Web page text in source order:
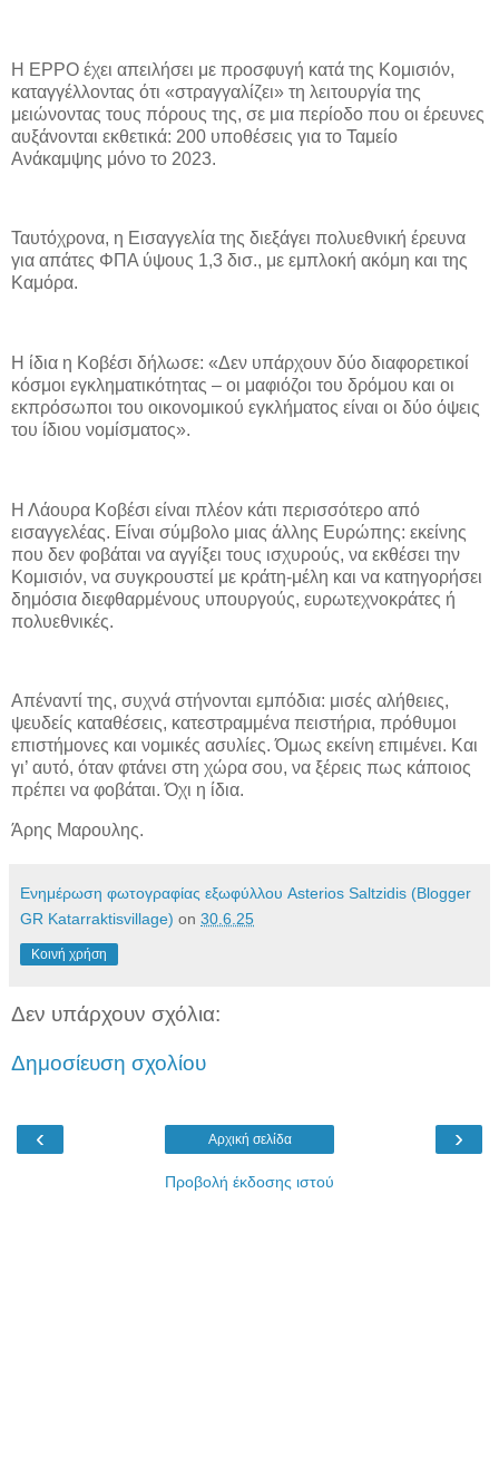
Η EPPO έχει απειλήσει με προσφυγή κατά της Κομισιόν,
καταγγέλλοντας ότι «στραγγαλίζει» τη λειτουργία της
μειώνοντας τους πόρους της, σε μια περίοδο που οι έρευνες
αυξάνονται εκθετικά: 200 υποθέσεις για το Ταμείο
Ανάκαμψης μόνο το 2023.
Ταυτόχρονα, η Εισαγγελία της διεξάγει πολυεθνική έρευνα
για απάτες ΦΠΑ ύψους 1,3 δισ., με εμπλοκή ακόμη και της
Καμόρα.
Η ίδια η Κοβέσι δήλωσε: «Δεν υπάρχουν δύο διαφορετικοί
κόσμοι εγκληματικότητας – οι μαφιόζοι του δρόμου και οι
εκπρόσωποι του οικονομικού εγκλήματος είναι οι δύο όψεις
του ίδιου νομίσματος».
Η Λάουρα Κοβέσι είναι πλέον κάτι περισσότερο από
εισαγγελέας. Είναι σύμβολο μιας άλλης Ευρώπης: εκείνης
που δεν φοβάται να αγγίξει τους ισχυρούς, να εκθέσει την
Κομισιόν, να συγκρουστεί με κράτη-μέλη και να κατηγορήσει
δημόσια διεφθαρμένους υπουργούς, ευρωτεχνοκράτες ή
πολυεθνικές.
Απέναντί της, συχνά στήνονται εμπόδια: μισές αλήθειες,
ψευδείς καταθέσεις, κατεστραμμένα πειστήρια, πρόθυμοι
επιστήμονες και νομικές ασυλίες. Όμως εκείνη επιμένει. Και
γι’ αυτό, όταν φτάνει στη χώρα σου, να ξέρεις πως κάποιος
πρέπει να φοβάται. Όχι η ίδια.
Άρης Μαρουλης.
Ενημέρωση φωτογραφίας εξωφύλλου Asterios Saltzidis (Blogger
GR Katarraktisvillage) on 30.6.25
Κοινή χρήση
Δεν υπάρχουν σχόλια:
Δημοσίευση σχολίου
‹ ›
Αρχική σελίδα
Προβολή έκδοσης ιστού